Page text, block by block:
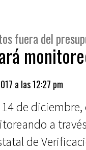
fuera del
a las 12:27 pm
de
a
de